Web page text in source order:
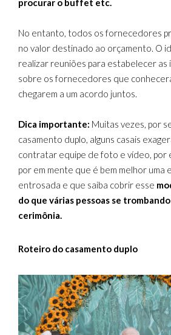
procurar o buffet etc.
No entanto, todos os fornecedores
no valor destinado ao orçamento. O
realizar reuniões para estabelecer as
sobre os fornecedores que
chegarem a um acordo juntos.
Dica importante: Muitas vezes, por
casamento duplo, alguns casais
contratar equipe de foto e vídeo, por
por em mente que é bem melhor uma
entrosada e que saiba cobrir esse
do que várias pessoas se
cerimônia.
Roteiro do casamento duplo